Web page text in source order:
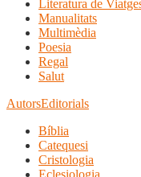
Literatura de
Manualitats
Multimèdia
Poesia
Regal
Salut
AutorsEditorials
Bíblia
Catequesi
Cristologia
Eclesiologia